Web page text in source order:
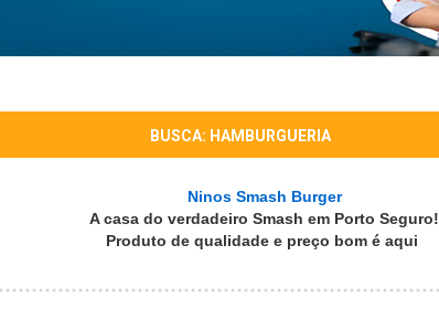
BUSCA: HAMBURGUERIA
Ninos Smash Burger
A casa do verdadeiro Smash em Porto Seguro!
Produto de qualidade e preço bom é aqui